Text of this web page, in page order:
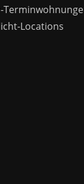
Locations